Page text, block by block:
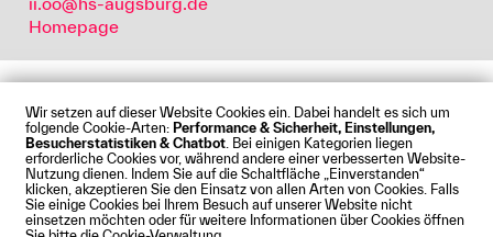
Wir setzen auf dieser Website Cookies ein. Dabei handelt es sich um
folgende Cookie-Arten: Performance & Sicherheit, Einstellungen,
Besucherstatistiken & Chatbot . Bei einigen Kategorien liegen
erforderliche Cookies vor, während andere einer verbesserten Website-
Nutzung dienen. Indem Sie auf die Schaltfläche „Einverstanden“
klicken, akzeptieren Sie den Einsatz von allen Arten von Cookies. Falls
Sie einige Cookies bei Ihrem Besuch auf unserer Website nicht
einsetzen möchten oder für weitere Informationen über Cookies öffnen
Homepage
Impressum Datenschutz Cookies
Barrierefreiheit
Kontakt Presse Anfahrt Intranet Webmail
© Technische Hochschule Augsburg